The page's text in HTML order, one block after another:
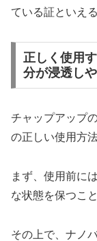
ている証といえ
正しく使用
分が浸透し
チャップアップ
の正しい使用方
まず、使用前に
な状態を保つこ
その上で、ナノ